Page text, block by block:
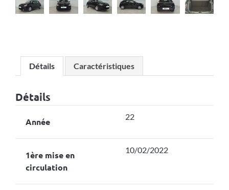
Détails Caractéristiques
Détails
Année 22
1ère mise en
circulation
10/02/2022